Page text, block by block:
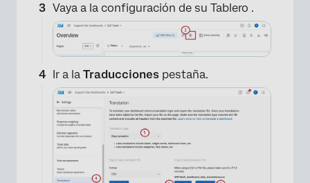
×
Vaya a la configuración de su Tablero .
Ir a la Traducciones pestaña.